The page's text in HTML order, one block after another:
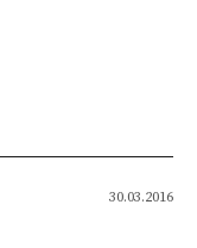
30.03.2016